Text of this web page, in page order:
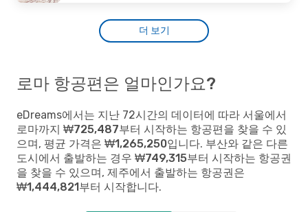
더 보기
로마 항공편은 얼마인가요?
eDreams에서는 지난 72시간의 데이터에 따라 서울에서
로마까지 ₩725,487부터 시작하는 항공편을 찾을 수 있
으며, 평균 가격은 ₩1,265,250입니다. 부산와 같은 다른
도시에서 출발하는 경우 ₩749,315부터 시작하는 항공권
을 찾을 수 있으며, 제주에서 출발하는 항공권은
₩1,444,821부터 시작합니다.